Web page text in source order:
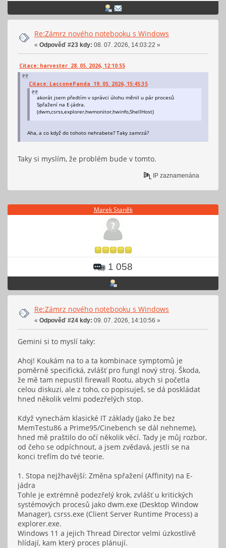
Re:Zámrz nového notebooku s Windows
« Odpověď #23 kdy: 08. 07. 2026, 14:03:22 »
Citace: harvester 28. 05. 2026, 12:10:55
Citace: LacconePanda 19. 05. 2026, 15:45:35
akorát jsem předtím v správci úlohu měnil u pár procesů
Spřažení na E-jádra.
(dwm,csrss,explorer,hwmonitor,hwinfo,ShellHost)
Aha, a co když do tohoto nehrabete? Taky zamrzá?
Taky si myslím, že problém bude v tomto.
IP zaznamenána
Marek Staněk
1 058
Re:Zámrz nového notebooku s Windows
« Odpověď #24 kdy: 09. 07. 2026, 14:10:56 »
Gemini si to myslí taky:
Ahoj! Koukám na to a ta kombinace symptomů je
poměrně specifická, zvlášť pro fungl nový stroj. Škoda,
že mě tam nepustil firewall Rootu, abych si početla
celou diskuzi, ale z toho, co popisuješ, se dá poskládat
hned několik velmi podezřelých stop.
Když vynechám klasické IT základy (jako že bez
MemTestu86 a Prime95/Cinebench se dál nehneme),
hned mě praštilo do očí několik věcí. Tady je můj rozbor,
od čeho se odpíchnout, a jsem zvědavá, jestli se na
konci trefím do tvé teorie.
1. Stopa nejžhavější: Změna spřažení (Affinity) na E-
jádra
Tohle je extrémně podezřelý krok, zvlášť u kritických
systémových procesů jako dwm.exe (Desktop Window
Manager), csrss.exe (Client Server Runtime Process) a
explorer.exe.
Windows 11 a jejich Thread Director velmi úzkostlivě
hlídají, kam který proces plánují.